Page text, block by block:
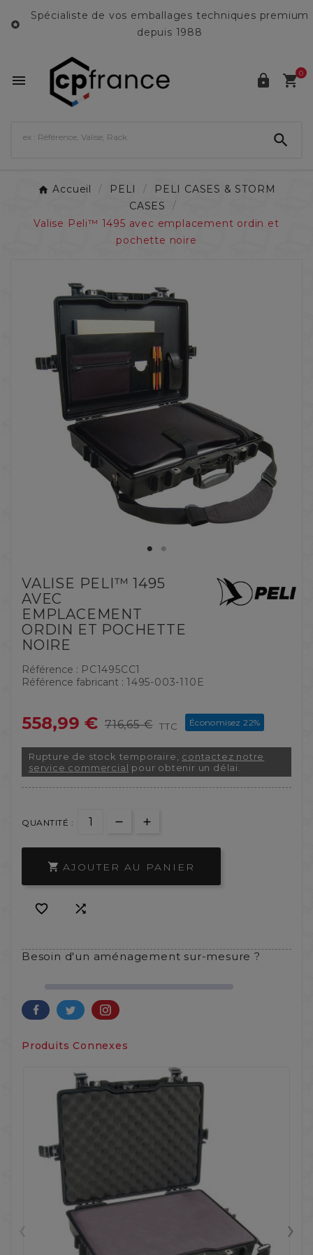

Spécialiste de vos emballages techniques premium
depuis 1988
  0

Accueil PELI
PELI CASES & STORM
CASES
Valise Peli™ 1495 avec emplacement ordin et
pochette noire
VALISE PELI™ 1495
AVEC
EMPLACEMENT
ORDIN ET POCHETTE
NOIRE
Référence : PC1495CC1
Référence fabricant : 1495-003-110E
558,99 € 716,65 € TTC Économisez 22%
Rupture de stock temporaire, contactez notre
service commercial pour obtenir un délai.
QUANTITÉ :
 AJOUTER AU PANIER
 
Besoin d'un aménagement sur-mesure ?
Produits Connexes
›